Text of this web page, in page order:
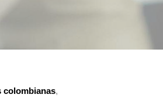
colombianas,